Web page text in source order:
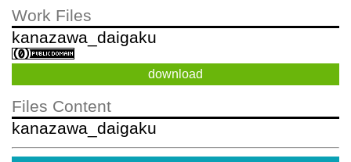
Work Files
kanazawa_daigaku
download
Files Content
kanazawa_daigaku